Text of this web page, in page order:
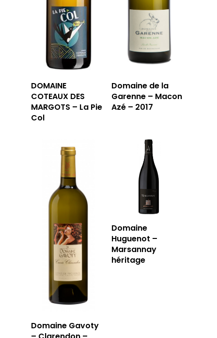
DOMAINE
COTEAUX DES
MARGOTS – La Pie
Col
Domaine de la
Garenne – Macon
Azé – 2017
Domaine Gavoty
Domaine
Huguenot –
Marsannay
héritage